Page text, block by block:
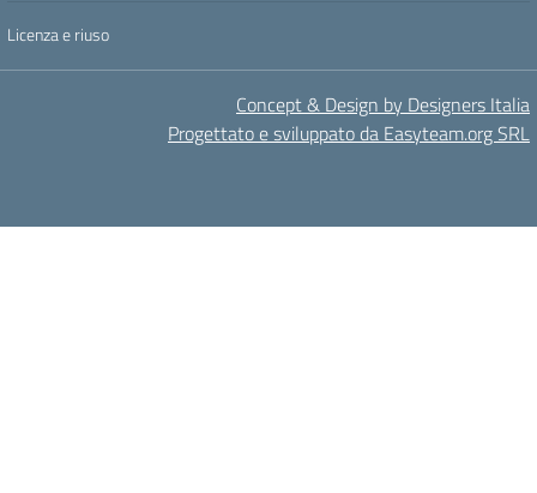
Licenza e riuso
Concept & Design by Designers Italia
Progettato e sviluppato da Easyteam.org SRL